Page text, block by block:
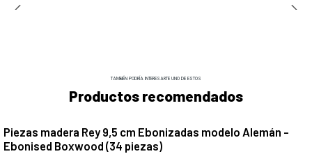
TAMBIÉN PODRÍA INTERESARTE UNO DE ESTOS
Productos recomendados
Piezas madera Rey 9,5 cm Ebonizadas modelo Alemán -
Ebonised Boxwood (34 piezas)